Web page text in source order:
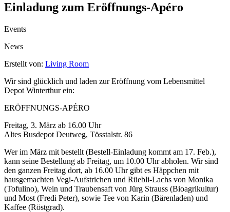
Einladung zum Eröffnungs-Apéro
Events
News
Erstellt von: Living Room
Wir sind glücklich und laden zur Eröffnung vom Lebensmittel
Depot Winterthur ein:
ERÖFFNUNGS-APÉRO
Freitag, 3. März ab 16.00 Uhr
Altes Busdepot Deutweg, Tösstalstr. 86
Wer im März mit bestellt (Bestell-Einladung kommt am 17. Feb.),
kann seine Bestellung ab Freitag, um 10.00 Uhr abholen. Wir sind
den ganzen Freitag dort, ab 16.00 Uhr gibt es Häppchen mit
hausgemachten Vegi-Aufstrichen und Rüebli-Lachs von Monika
(Tofulino), Wein und Traubensaft von Jürg Strauss (Bioagrikultur)
und Most (Fredi Peter), sowie Tee von Karin (Bärenladen) und
Kaffee (Röstgrad).